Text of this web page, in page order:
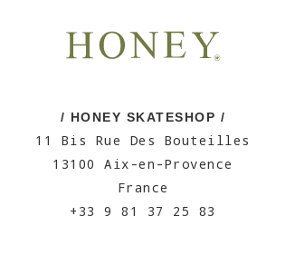
/ HONEY SKATESHOP /
11 Bis Rue Des Bouteilles
13100 Aix-en-Provence
France
+33 9 81 37 25 83